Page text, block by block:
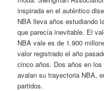
inspirada en el auténtico
NBA lleva años estudiando
que parecía inevitable. El
NBA vale es de 1.900
valor registrado el año
cinco años. Dos años en
avalan su trayectoria NBA,
partidos.